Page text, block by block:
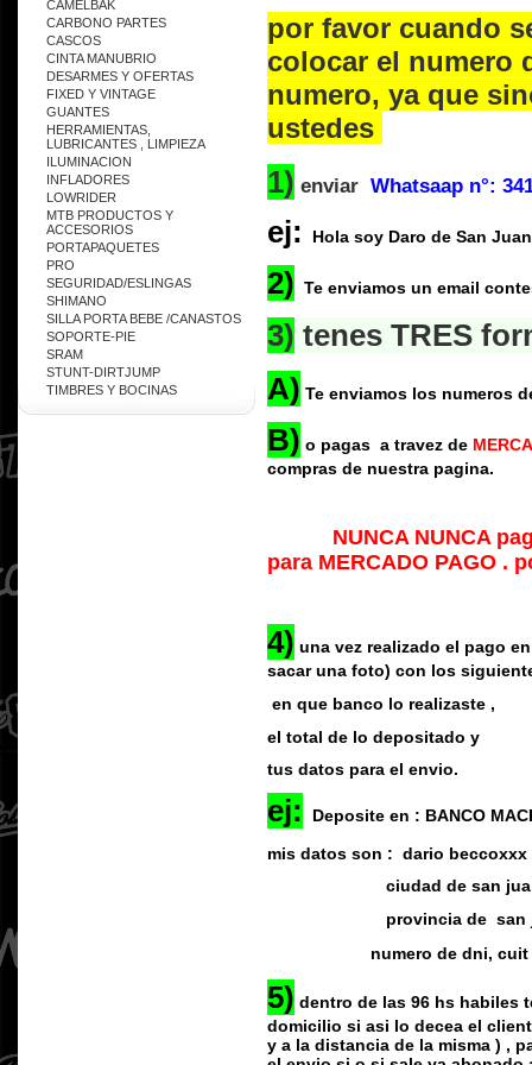
CAMELBAK
CARBONO PARTES
CASCOS
CINTA MANUBRIO
DESARMES Y OFERTAS
FIXED Y VINTAGE
GUANTES
HERRAMIENTAS,
LUBRICANTES , LIMPIEZA
ILUMINACION
INFLADORES
LOWRIDER
MTB PRODUCTOS Y
ACCESORIOS
PORTAPAQUETES
PRO
SEGURIDAD/ESLINGAS
SHIMANO
SILLA PORTA BEBE /CANASTOS
SOPORTE-PIE
SRAM
STUNT-DIRTJUMP
TIMBRES Y BOCINAS
por favor cuando
colocar el numero
numero, ya que
ustedes
1) enviar Whatsaap n°:
ej: Hola soy Daro de San
2) Te enviamos un email
3) tenes TRES
A) Te enviamos los numeros
B) o pagas a travez de
compras de nuestra pagina.
NUNCA NUNCA
para MERCADO PAGO .
4) una vez realizado el pago
sacar una foto) con los
en que banco lo realizaste ,
el total de lo depositado y
tus datos para el envio.
ej:
Deposite en : BANCO
mis datos son : dario beccoxxx
ciudad de san
provincia de san
numero de dni,
5) dentro de las 96 hs habiles
domicilio si asi lo decea el
y a la distancia de la misma ) ,